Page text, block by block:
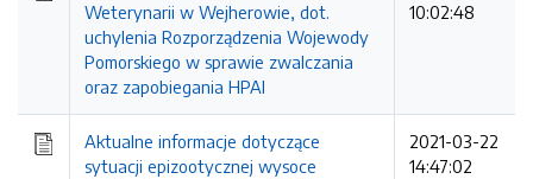
Weterynarii w Wejherowie, dot.
uchylenia Rozporządzenia Wojewody
Pomorskiego w sprawie zwalczania
oraz zapobiegania HPAI
10:02:48
Aktualne informacje dotyczące
sytuacji epizootycznej wysoce
2021-03-22
14:47:02